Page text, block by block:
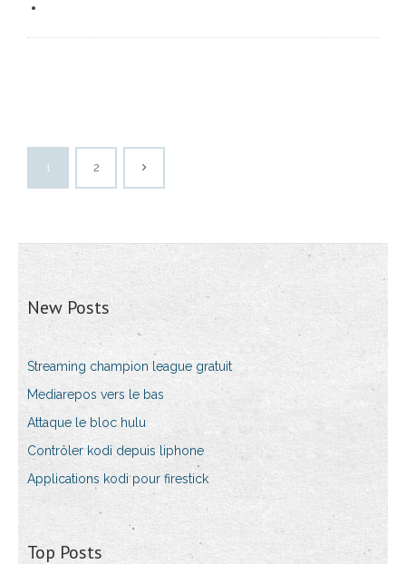
1 2
New Posts
Streaming champion league gratuit
Mediarepos vers le bas
Attaque le bloc hulu
Contrôler kodi depuis liphone
Applications kodi pour firestick
Top Posts